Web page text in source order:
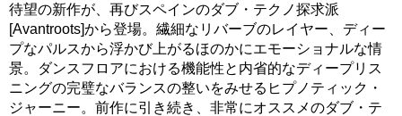
待望の新作が、再びスペインのダブ・テクノ探求派
[Avantroots]から登場。繊細なリバーブのレイヤー、ディー
プなパルスから浮かび上がるほのかにエモーショナルな情
景。ダンスフロアにおける機能性と内省的なディープリス
ニングの完璧なバランスの整いをみせるヒプノティック・
ジャーニー。前作に引き続き、非常にオススメのダブ・テ